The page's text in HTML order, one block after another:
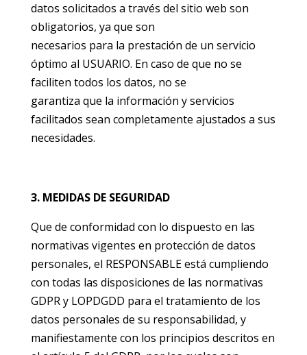
datos solicitados a través del sitio web son
obligatorios, ya que son
necesarios para la prestación de un servicio
óptimo al USUARIO. En caso de que no se
faciliten todos los datos, no se
garantiza que la información y servicios
facilitados sean completamente ajustados a sus
necesidades.
3. MEDIDAS DE SEGURIDAD
Que de conformidad con lo dispuesto en las
normativas vigentes en protección de datos
personales, el RESPONSABLE está cumpliendo
con todas las disposiciones de las normativas
GDPR y LOPDGDD para el tratamiento de los
datos personales de su responsabilidad, y
manifiestamente con los principios descritos en